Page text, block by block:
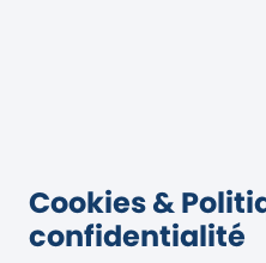
Cookies &
confidentialité